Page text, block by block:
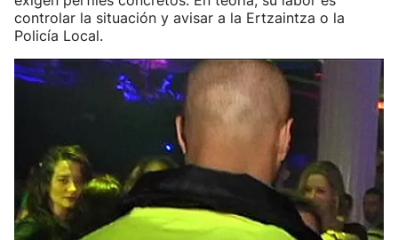
controlar la situación y avisar a la Ertzaintza o la
Policía Local.